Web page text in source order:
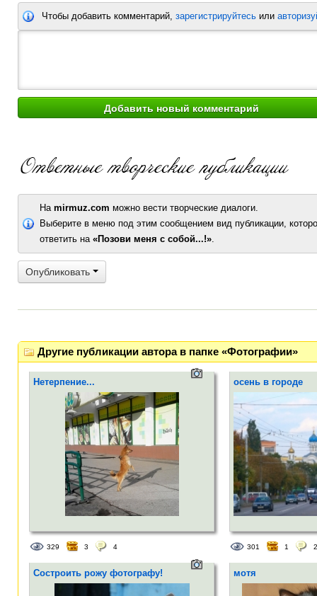
Чтобы добавить комментарий, зарегистрируйтесь или
На mirmuz.com можно вести творческие диалоги.
Выберите в меню под этим сообщением вид публикации,
ответить на «Позови меня с собой...!».
Опубликовать
Другие публикации автора в папке «Фотографии»
Нетерпение...
329 3 4
осень в городе
301 1 2
Состроить рожу фотографу! мотя